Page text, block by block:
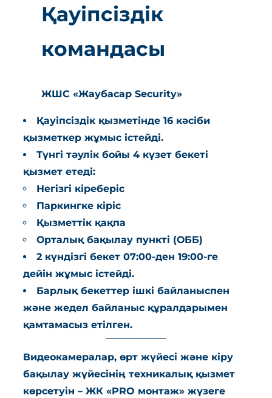
Қауіпсіздік
командасы
ЖШС «Жаубасар Security»
Қауіпсіздік қызметінде 16 кәсіби
қызметкер жұмыс істейді.
Түнгі тәулік бойы 4 күзет бекеті
қызмет етеді:
Негізгі кіреберіс
Паркингке кіріс
Қызметтік қақпа
Орталық бақылау пункті (ОББ)
2 күндізгі бекет 07:00-ден 19:00-ге
дейін жұмыс істейді.
Барлық бекеттер ішкі байланыспен
және жедел байланыс құралдарымен
қамтамасыз етілген.
Видеокамералар, өрт жүйесі және кіру
бақылау жүйесінің техникалық қызмет
көрсетуін – ЖК «PRO монтаж» жүзеге